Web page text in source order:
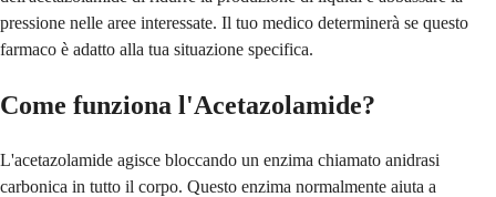
pressione nelle aree interessate. Il tuo medico determinerà se questo
farmaco è adatto alla tua situazione specifica.
Come funziona l'Acetazolamide?
L'acetazolamide agisce bloccando un enzima chiamato anidrasi
carbonica in tutto il corpo. Questo enzima normalmente aiuta a